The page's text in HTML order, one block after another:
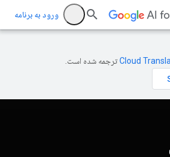
ورود به برنامه
ترجمه شده است.